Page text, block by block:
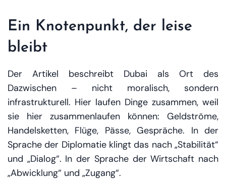
Ein Knotenpunkt, der leise
bleibt
Der Artikel beschreibt Dubai als Ort des
Dazwischen – nicht moralisch, sondern
infrastrukturell. Hier laufen Dinge zusammen, weil
sie hier zusammenlaufen können: Geldströme,
Handelsketten, Flüge, Pässe, Gespräche. In der
Sprache der Diplomatie klingt das nach „Stabilität“
und „Dialog“. In der Sprache der Wirtschaft nach
„Abwicklung“ und „Zugang“.